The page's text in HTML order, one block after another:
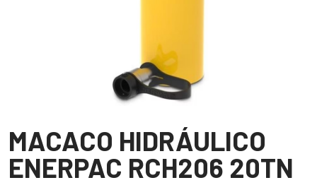
MACACO HIDRÁULICO
ENERPAC RCH206 20TN